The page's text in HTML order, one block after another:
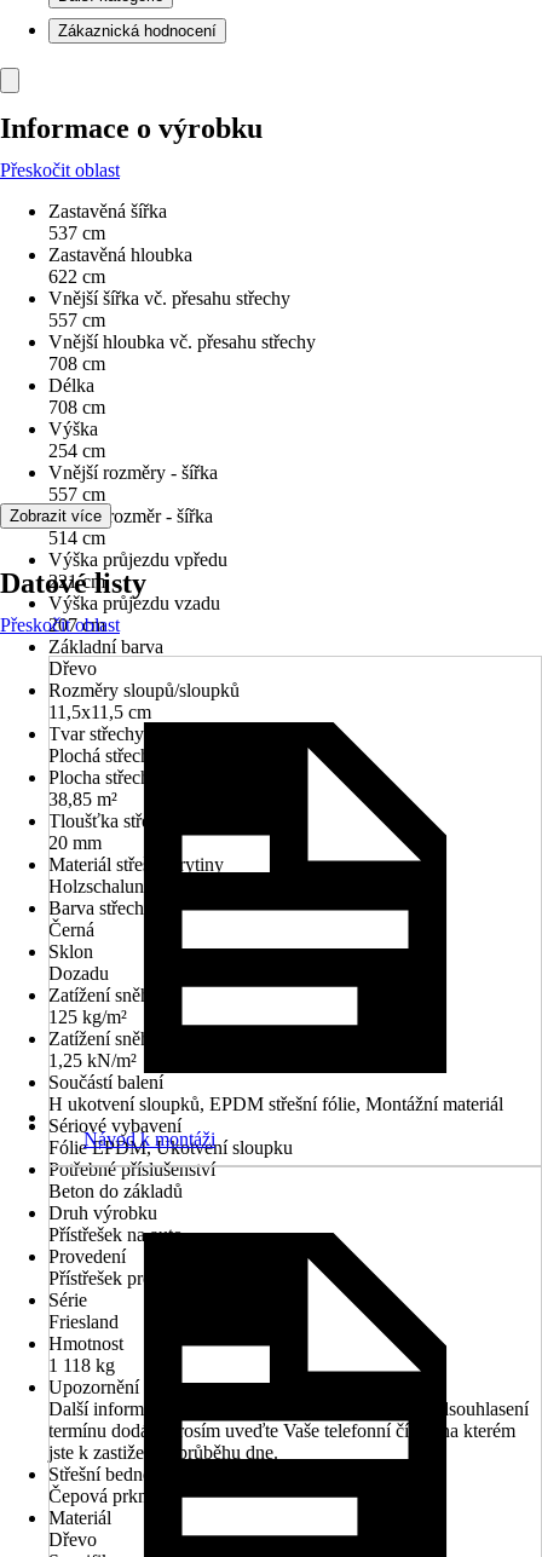
Zákaznická hodnocení
Informace o výrobku
Přeskočit oblast
Zastavěná šířka
537 cm
Zastavěná hloubka
622 cm
Vnější šířka vč. přesahu střechy
557 cm
Vnější hloubka vč. přesahu střechy
708 cm
Délka
708 cm
Výška
254 cm
Vnější rozměry - šířka
557 cm
Vnitřní rozměr - šířka
514 cm
Výška průjezdu vpředu
221 cm
Výška průjezdu vzadu
207 cm
Základní barva
Dřevo
Rozměry sloupů/sloupků
11,5x11,5 cm
Tvar střechy
Plochá střecha
Plocha střechy
38,85 m²
Tloušťka střechy
20 mm
Materiál střešní krytiny
Holzschalung, Fólie EPDM
Barva střechy
Černá
Sklon
Dozadu
Zatížení sněhem
125 kg/m²
Zatížení sněhem
1,25 kN/m²
Součástí balení
H ukotvení sloupků, EPDM střešní fólie, Montážní materiál
Sériové vybavení
Fólie EPDM, Ukotvení sloupku
Potřebné příslušenství
Beton do základů
Druh výrobku
Přístřešek na auto
Provedení
Přístřešek pro dvě auta
Série
Friesland
Hmotnost
1 118 kg
Upozornění
Další informace naleznete v technickém listu. Pro odsouhlasení
termínu dodání prosím uveďte Vaše telefonní číslo, na kterém
jste k zastižení v průběhu dne.
Střešní bednění
Čepová prkna
Materiál
Dřevo
Zobrazit více
Datové listy
Přeskočit oblast
Návod k montáži